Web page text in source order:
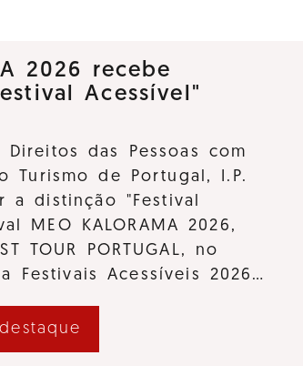
2026 recebe
Acessível"
das Pessoas com
Turismo de Portugal, I.P.
a distinção "Festival
MEO KALORAMA 2026,
TOUR PORTUGAL, no
Festivais Acessíveis 2026…